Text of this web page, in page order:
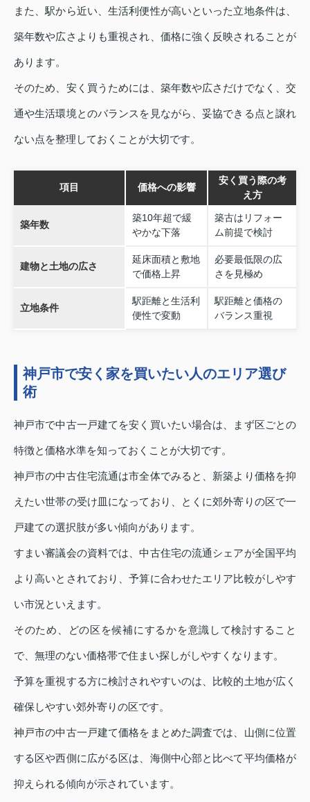
また、駅から近い、生活利便性が高いといった立地条件は、
築年数や広さよりも重視され、価格に強く反映されることが
あります。
そのため、安く買うためには、築年数や広さだけでなく、交
通や生活環境とのバランスを見ながら、妥協できる点と譲れ
ない点を整理しておくことが大切です。
項目 価格への影響
安く買う際の考
え方
築年数
築10年超で緩
やかな下落
築古はリフォー
ム前提で検討
建物と土地の広さ
延床面積と敷地
で価格上昇
必要最低限の広
さを見極め
立地条件
駅距離と生活利
便性で変動
駅距離と価格の
バランス重視
神戸市で安く家を買いたい人のエリア選び
術
神戸市で中古一戸建てを安く買いたい場合は、まず区ごとの
特徴と価格水準を知っておくことが大切です。
神戸市の中古住宅流通は市全体でみると、新築より価格を抑
えたい世帯の受け皿になっており、とくに郊外寄りの区で一
戸建ての選択肢が多い傾向があります。
すまい審議会の資料では、中古住宅の流通シェアが全国平均
より高いとされており、予算に合わせたエリア比較がしやす
い市況といえます。
そのため、どの区を候補にするかを意識して検討すること
で、無理のない価格帯で住まい探しがしやすくなります。
予算を重視する方に検討されやすいのは、比較的土地が広く
確保しやすい郊外寄りの区です。
神戸市の中古一戸建て価格をまとめた調査では、山側に位置
する区や西側に広がる区は、海側中心部と比べて平均価格が
抑えられる傾向が示されています。